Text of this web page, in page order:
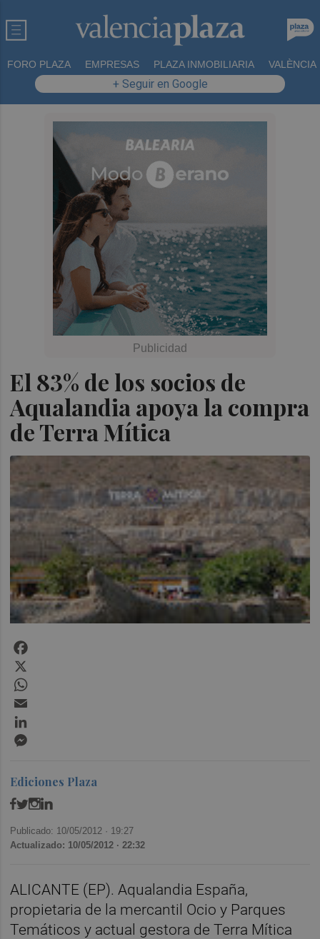
FORO PLAZA EMPRESAS PLAZA INMOBILIARIA VALÈNCIA
+ Seguir en Google
El 83% de los socios de
Aqualandia apoya la compra
de Terra Mítica
Ediciones Plaza
Publicado: 10/05/2012 · 19:27
Actualizado: 10/05/2012 · 22:32
ALICANTE (EP). Aqualandia España,
propietaria de la mercantil Ocio y Parques
Temáticos y actual gestora de Terra Mítica